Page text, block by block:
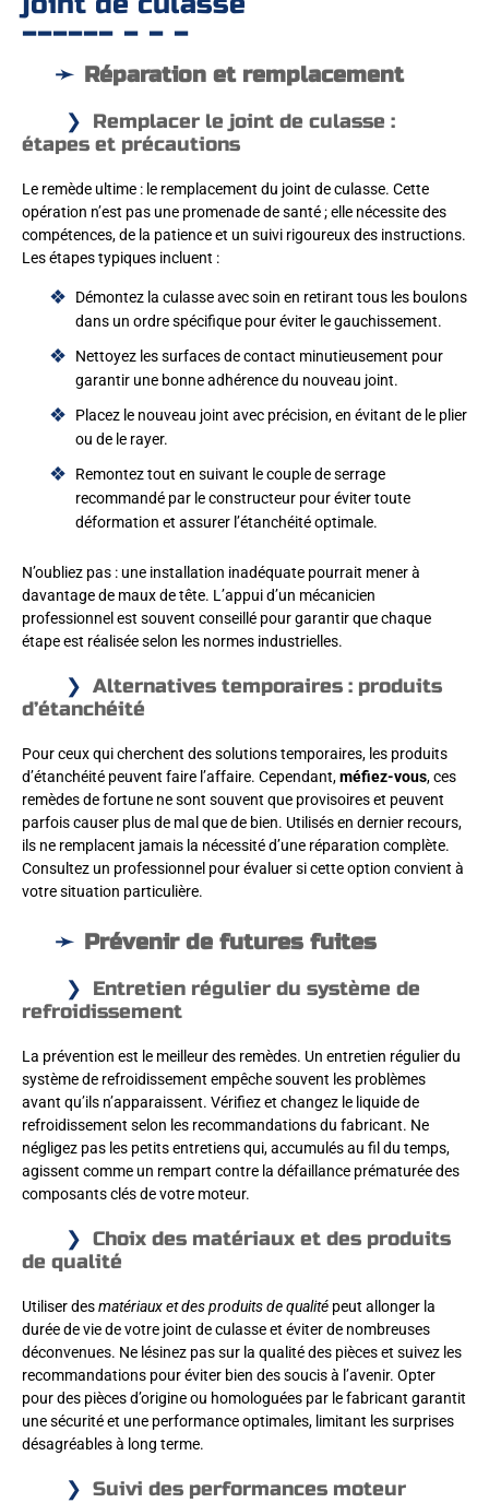
Réparation et remplacement
Remplacer le joint de culasse :
étapes et précautions
Le remède ultime : le remplacement du joint de culasse. Cette
opération n’est pas une promenade de santé ; elle nécessite des
compétences, de la patience et un suivi rigoureux des instructions.
Les étapes typiques incluent :
Démontez la culasse avec soin en retirant tous les boulons
dans un ordre spécifique pour éviter le gauchissement.
Nettoyez les surfaces de contact minutieusement pour
garantir une bonne adhérence du nouveau joint.
Placez le nouveau joint avec précision, en évitant de le plier
ou de le rayer.
Remontez tout en suivant le couple de serrage
recommandé par le constructeur pour éviter toute
déformation et assurer l’étanchéité optimale.
N’oubliez pas : une installation inadéquate pourrait mener à
davantage de maux de tête. L’appui d’un mécanicien
professionnel est souvent conseillé pour garantir que chaque
étape est réalisée selon les normes industrielles.
Alternatives temporaires : produits
d’étanchéité
Pour ceux qui cherchent des solutions temporaires, les produits
d’étanchéité peuvent faire l’affaire. Cependant,méfiez-vous, ces
remèdes de fortune ne sont souvent que provisoires et peuvent
parfois causer plus de mal que de bien. Utilisés en dernier recours,
ils ne remplacent jamais la nécessité d’une réparation complète.
Consultez un professionnel pour évaluer si cette option convient à
votre situation particulière.
Prévenir de futures fuites
Entretien régulier du système de
refroidissement
La prévention est le meilleur des remèdes. Un entretien régulier du
système de refroidissement empêche souvent les problèmes
avant qu’ils n’apparaissent. Vérifiez et changez le liquide de
refroidissement selon les recommandations du fabricant. Ne
négligez pas les petits entretiens qui, accumulés au fil du temps,
agissent comme un rempart contre la défaillance prématurée des
composants clés de votre moteur.
Choix des matériaux et des produits
de qualité
Utiliser desmatériaux et des produits de qualité peut allonger la
durée de vie de votre joint de culasse et éviter de nombreuses
déconvenues. Ne lésinez pas sur la qualité des pièces et suivez les
recommandations pour éviter bien des soucis à l’avenir. Opter
pour des pièces d’origine ou homologuées par le fabricant garantit
une sécurité et une performance optimales, limitant les surprises
désagréables à long terme.
Suivi des performances moteur